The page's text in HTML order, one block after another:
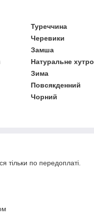
Туреччина
Черевики
Замша
Натуральне хутро
Зима
Повсякденний
Чорний
тільки по передоплаті.